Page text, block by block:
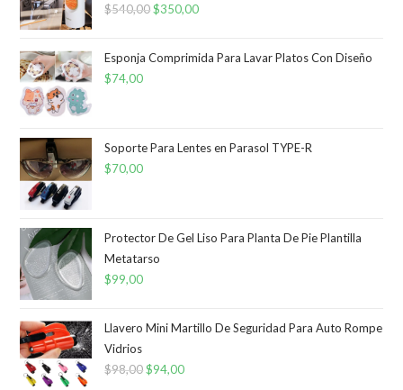
$540,00El
original
$350,00El
actual
Esponja Comprimida Para Lavar Platos Con Diseño
$74,00
Soporte Para Lentes en Parasol TYPE-R
$70,00
Protector De Gel Liso Para Planta De Pie Plantilla
Metatarso
$99,00
Llavero Mini Martillo De Seguridad Para Auto Rompe
Vidrios
$98,00El
$94,00El